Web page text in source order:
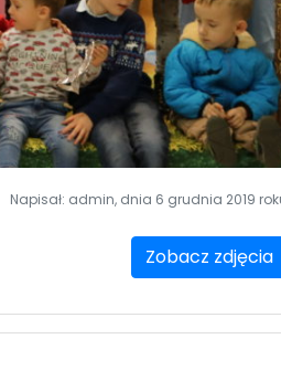
Napisał: admin, dnia 6 grudnia 2019
Zobacz zdjęcia